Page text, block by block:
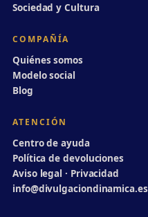
Sociedad y Cultura
COMPAÑÍA
Quiénes somos
Modelo social
Blog
ATENCIÓN
Centro de ayuda
Política de devoluciones
Aviso legal · Privacidad
info@divulgaciondinamica.es